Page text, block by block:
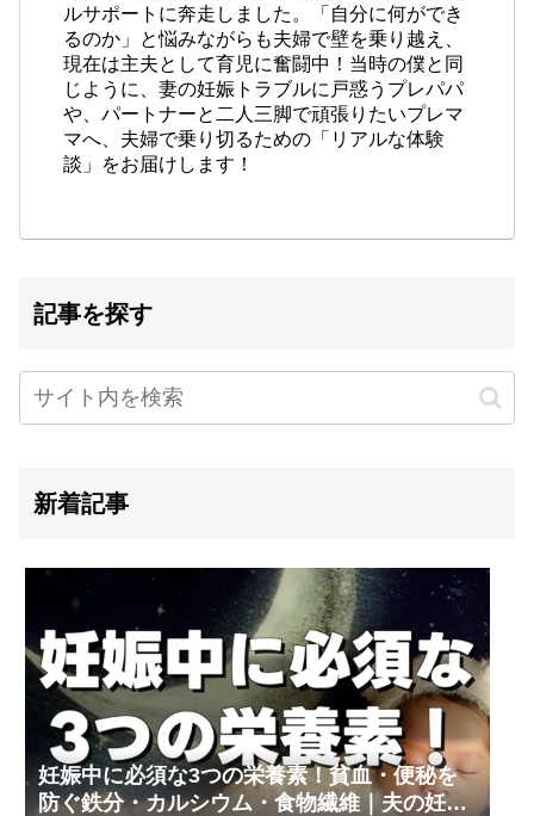
ルサポートに奔走しました。「自分に何ができ
るのか」と悩みながらも夫婦で壁を乗り越え、
現在は主夫として育児に奮闘中！当時の僕と同
じように、妻の妊娠トラブルに戸惑うプレパパ
や、パートナーと二人三脚で頑張りたいプレマ
マへ、夫婦で乗り切るための「リアルな体験
談」をお届けします！
記事を探す
新着記事
妊娠中に必須な3つの栄養素！貧血・便秘を
防ぐ鉄分・カルシウム・食物繊維｜夫の妊娠